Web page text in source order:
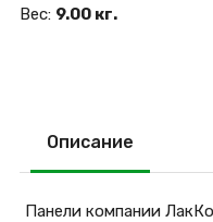
Вес: 9.00 кг.
Описание
Панели компании